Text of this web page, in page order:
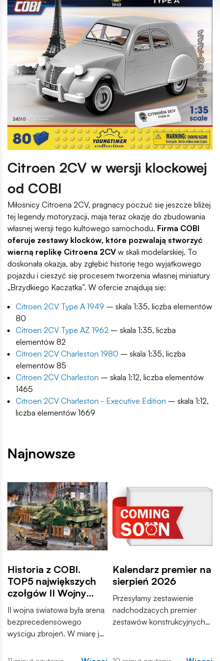
Citroen 2CV w wersji klockowej
od COBI
Miłośnicy Citroena 2CV, pragnący poczuć się jeszcze bliżej
tej legendy motoryzacji, mają teraz okazję do zbudowania
własnej wersji tego kultowego samochodu. Firma COBI
oferuje zestawy klocków, które pozwalają stworzyć
wierną replikę Citroena 2CV w skali modelarskiej. To
doskonała okazja, aby zgłębić historię tego wyjątkowego
pojazdu i cieszyć się procesem tworzenia własnej miniatury
„Brzydkiego Kaczątka”. W ofercie znajdują się:
Citroen 2CV Type A 1949 – skala 1:35, liczba elementów
80
Citroen 2CV Type AZ 1962 – skala 1:35, liczba
elementów 82
Citroen 2CV Charleston 1980 – skala 1:35, liczba
elementów 85
Citroen 2CV Charleston – skala 1:12, liczba elementów
1465
Citroen 2CV Charleston - Executive Edition – skala 1:12,
liczba elementów 1669
Najnowsze
Historia z COBI.
TOP5 największych
czołgów II Wojny
Światowej
II wojna światowa była areną
bezprecedensowego
wyścigu zbrojeń. W miarę jak
inżynierowie po obu
Kalendarz premier na
sierpień 2026
Przesyłamy zestawienie
nadchodzących premier
zestawów konstrukcyjnych
kontynuacje popularnych